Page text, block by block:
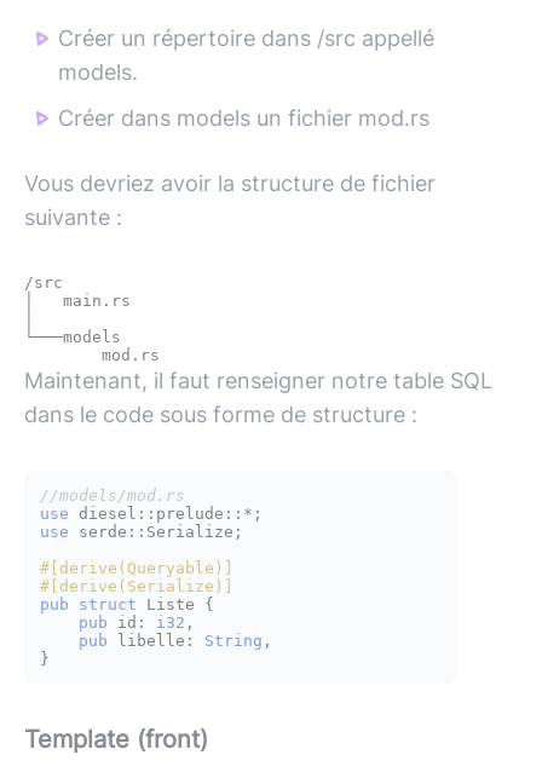
Créer un répertoire dans /src appellé
models.
Créer dans models un fichier mod.rs
Vous devriez avoir la structure de fichier
suivante :
/src
│   main.rs
└───models
Maintenant, il faut renseigner notre table SQL
dans le code sous forme de structure :
//models/mod.rs
use
use serde::Serialize;
#[derive(Queryable)]
#[derive(Serialize)]
pub
struct Liste {
pub id: i32 ,
pub libelle: String ,
Template (front)